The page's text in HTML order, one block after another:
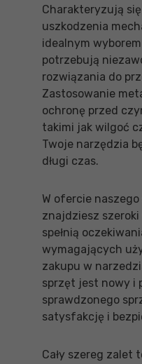
Charakteryzują
uszkodzenia
idealnym
potrzebują
rozwiązania do
Zastosowanie
ochronę przed
takimi jak wilgoć
Twoje narzędzia
długi czas.
W ofercie
znajdziesz
spełnią
wymagających
zakupu w
sprzęt jest nowy i
sprawdzonego
satysfakcję i
Cały szereg zalet